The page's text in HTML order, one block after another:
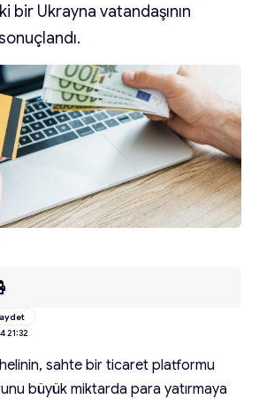
bir Ukrayna vatandaşının
21:32
sahte bir ticaret platformu
büyük miktarda para yatırmaya